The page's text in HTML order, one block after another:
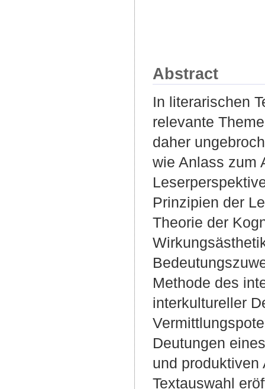
Abstract
In literarischen
relevante
daher
wie Anlass zum
Prinzipien der
Theorie der
Methode des
interkultureller
Deutungen
und produktiven
Textauswahl